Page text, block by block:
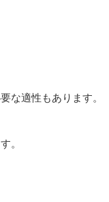
な適性もあります。
。